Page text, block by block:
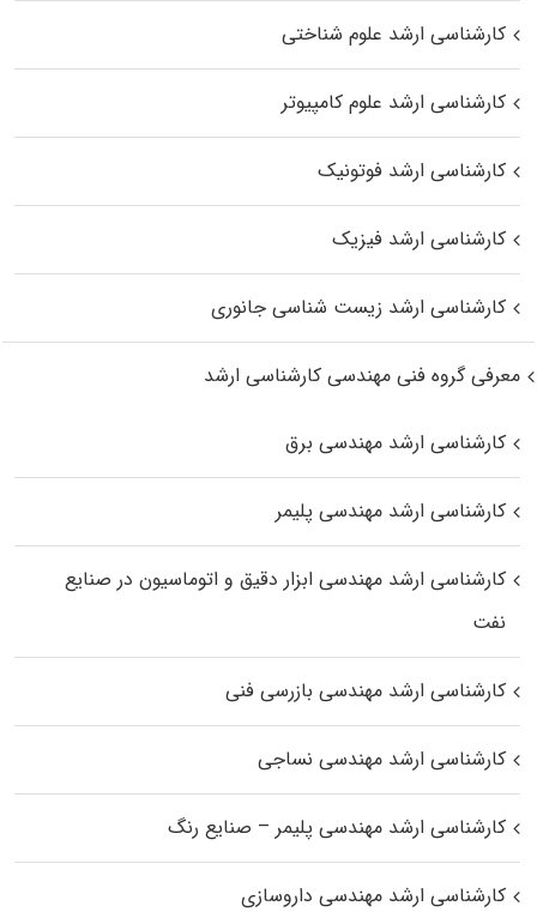
کارشناسی ارشد علوم شناختی
کارشناسی ارشد علوم کامپیوتر
کارشناسی ارشد فوتونیک
کارشناسی ارشد فیزیک
کارشناسی ارشد زیست‌ شناسی جانوری
معرفی گروه فنی مهندسی کارشناسی ارشد
کارشناسی ارشد مهندسی برق
کارشناسی ارشد مهندسی پلیمر
کارشناسی ارشد مهندسی ابزار دقیق و اتوماسیون در صنایع
نفت
کارشناسی ارشد مهندسی بازرسی فنی
کارشناسی ارشد مهندسی نساجی
کارشناسی ارشد مهندسی پلیمر – صنایع رنگ
کارشناسی ارشد مهندسی داروسازی